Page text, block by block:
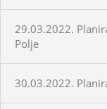
29.03.2022.
Polje
30.03.2022.